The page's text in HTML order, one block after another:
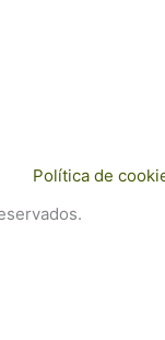
Política de